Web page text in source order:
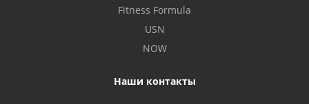
Fitness Formula
USN
NOW
Наши контакты